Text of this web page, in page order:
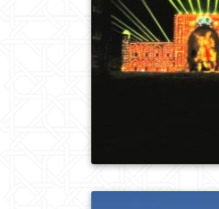
0